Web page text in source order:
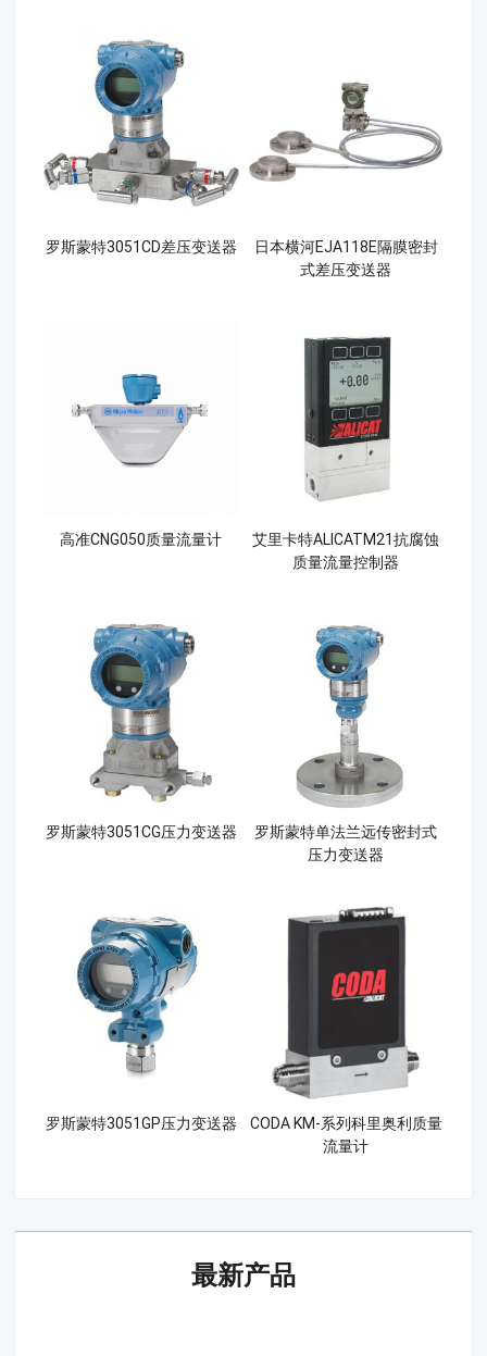
罗斯蒙特3051CD差压变送器
日本横河EJA118E隔膜密封
式差压变送器
高准CNG050质量流量计
艾里卡特ALICATM21抗腐蚀
质量流量控制器
罗斯蒙特3051CG压力变送器
罗斯蒙特单法兰远传密封式
压力变送器
罗斯蒙特3051GP压力变送器
CODA KM-系列科里奥利质量
流量计
最新产品